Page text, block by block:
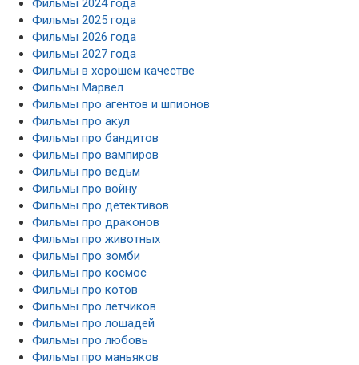
Фильмы 2024 года
Фильмы 2025 года
Фильмы 2026 года
Фильмы 2027 года
Фильмы в хорошем качестве
Фильмы Марвел
Фильмы про агентов и шпионов
Фильмы про акул
Фильмы про бандитов
Фильмы про вампиров
Фильмы про ведьм
Фильмы про войну
Фильмы про детективов
Фильмы про драконов
Фильмы про животных
Фильмы про зомби
Фильмы про космос
Фильмы про котов
Фильмы про летчиков
Фильмы про лошадей
Фильмы про любовь
Фильмы про маньяков